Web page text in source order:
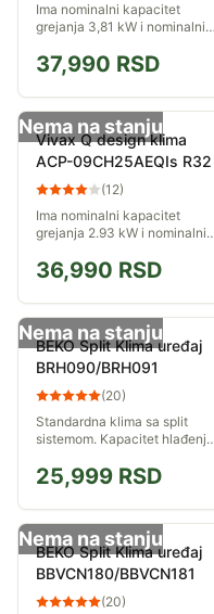
Ima nominalni kapacitet
grejanja 3,81 kW i nominalni
37,990 RSD
Nema na stanju
Vivax Q design klima
ACP-09CH25AEQIs R32
(12)
Ima nominalni kapacitet
grejanja 2.93 kW i nominalni
36,990 RSD
Nema na stanju
BEKO Split Klima uređaj
BRH090/BRH091
(20)
Standardna klima sa split
sistemom. Kapacitet hlađenja
25,999 RSD
Nema na stanju
BEKO Split Klima uređaj
BBVCN180/BBVCN181
(20)